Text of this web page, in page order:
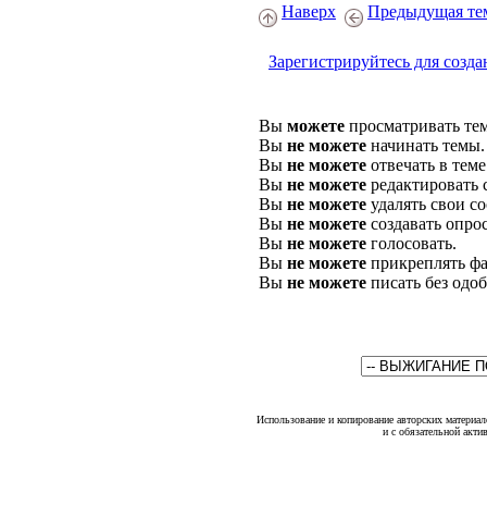
Наверх Предыдущая
Зарегистрируйтесь для
Вы можете просматривать
Вы не можете начинать темы.
Вы не можете отвечать в
Вы не можете
Вы не можете удалять свои
Вы не можете создавать
Вы не можете голосовать.
Вы не можете прикреплять
Вы не можете писать без
Использование и копирование авторских
и с обязательной